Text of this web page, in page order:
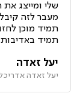
שלי ומייצג את
מעבר לזה
תמיד מוכן
תמיד
יעל זאדה
יעל זאדה